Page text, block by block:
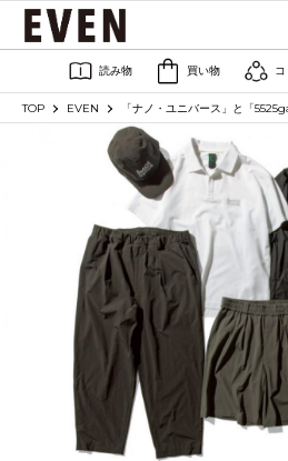
読み物 買い物 コ
TOP EVEN 「ナノ・ユニバース」と「